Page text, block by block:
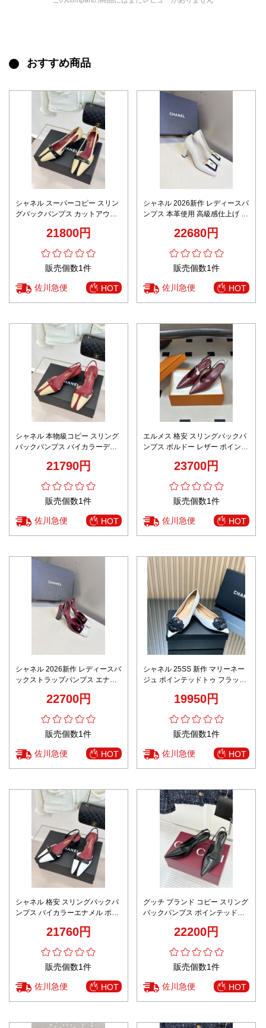
おすすめ商品
シャネル スーパーコピー スリン
グバックパンプス カットアウト
21800円
販売個数1件
佐川急便 HOT
シャネル 2026新作 レディースパ
ンプス 本革使用 高級感仕上げ 金
安心サイト ブランド コピー エレ
22680円
販売個数1件
佐川急便 HOT
シャネル 本物級コピー スリング
バックパンプス バイカラーデザ
21790円
販売個数1件
佐川急便 HOT
エルメス 格安 スリングバックパ
ンプス ボルドー レザー ポインテ
23700円
販売個数1件
佐川急便 HOT
シャネル 2026新作 レディースバ
ックストラップパンプス エナメ
ィテール 安心サイト スーパーコ
22700円
販売個数1件
佐川急便 HOT
シャネル 25SS 新作 マリーネー
ジュ ポインテッドトゥ フラット
19950円
販売個数1件
佐川急便 HOT
シャネル 格安 スリングバックパ
ンプス バイカラーエナメル ポイ
21760円
販売個数1件
佐川急便 HOT
グッチ ブランド コピー スリング
バックパンプス ポインテッドト
22200円
販売個数1件
佐川急便 HOT